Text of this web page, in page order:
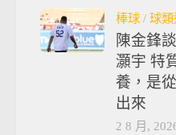
棒球 / 球
陳金鋒
灝宇 特
養，是
出來
2 8 月,